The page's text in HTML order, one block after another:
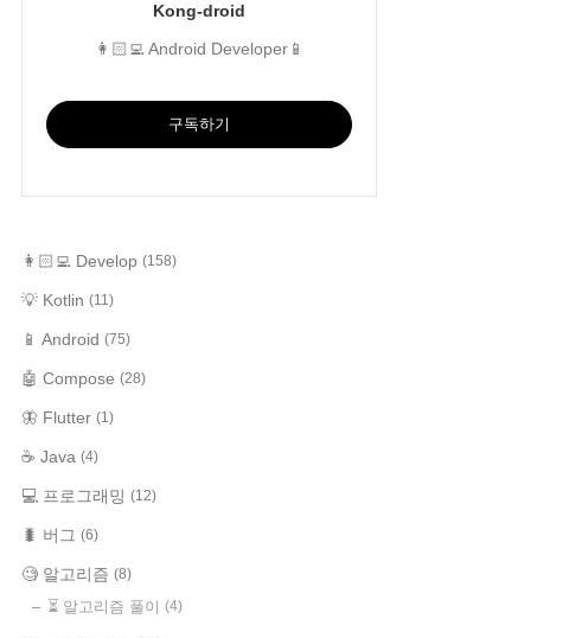
Kong-droid
👩🏻‍💻 Android Developer📱
구독하기
👩🏻‍💻 Develop (158)
💡 Kotlin (11)
📱 Android (75)
🤖 Compose (28)
🦋 Flutter (1)
☕️ Java (4)
💻 프로그래밍 (12)
🐛 버그 (6)
🧐 알고리즘 (8)
⏳ 알고리즘 풀이 (4)